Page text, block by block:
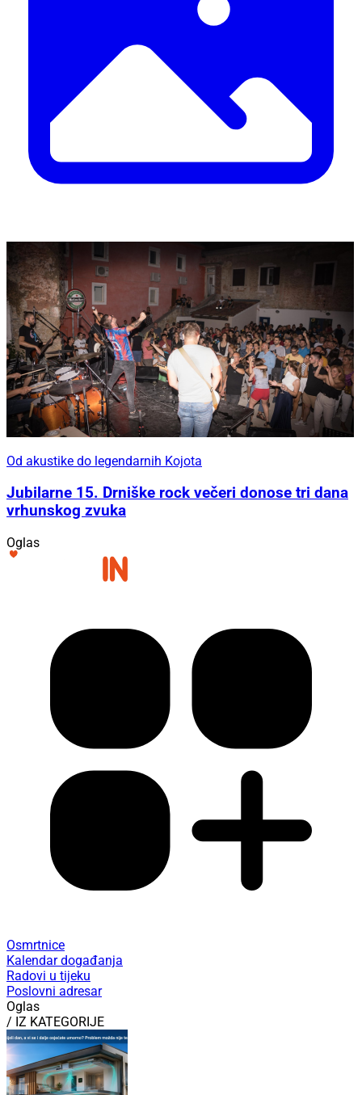
Od akustike do legendarnih Kojota
Jubilarne 15. Drniške rock večeri donose tri dana
vrhunskog zvuka
Oglas
Osmrtnice
Kalendar događanja
Radovi u tijeku
Poslovni adresar
Oglas
/ IZ KATEGORIJE